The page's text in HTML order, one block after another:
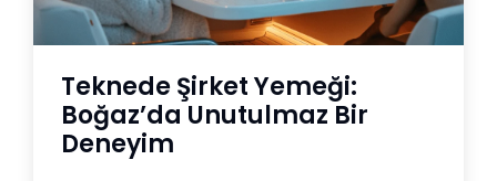
Teknede Şirket Yemeği:
Boğaz’da Unutulmaz Bir
Deneyim